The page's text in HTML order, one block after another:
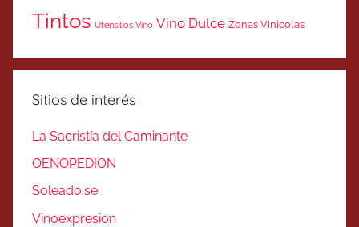
Tintos Utensilios Vino Vino Dulce Zonas Vinicolas
Sitios de interés
La Sacristía del Caminante
OENOPEDION
Soleado.se
Vinoexpresion